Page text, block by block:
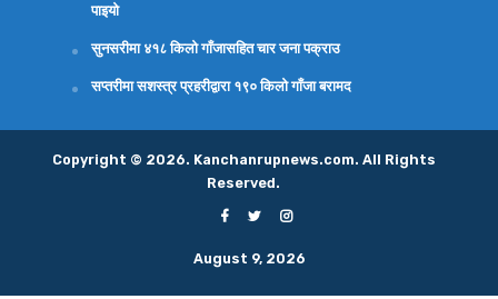
पाइयो
सुनसरीमा ४१८ किलो गाँजासहित चार जना पक्राउ
सप्तरीमा सशस्त्र प्रहरीद्वारा १९० किलो गाँजा बरामद
Copyright © 2026. Kanchanrupnews.com. All Rights
Reserved.
August 9, 2026